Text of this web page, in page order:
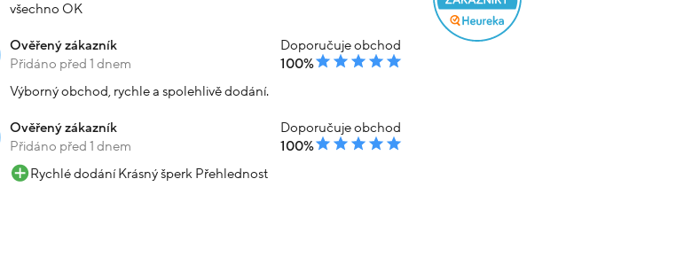
všechno OK
Ověřený zákazník
Přidáno před 1 dnem
Doporučuje obchod
100%
Výborný obchod, rychle a spolehlivě dodání.
Ověřený zákazník
Přidáno před 1 dnem
Doporučuje obchod
100%
Rychlé dodání Krásný šperk Přehlednost